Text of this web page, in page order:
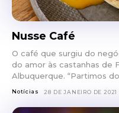
Nusse Café
O café que surgiu do negócio de
do amor às castanhas de
Albuquerque. “Partimos
Notícias 28 DE JANEIRO DE 2021